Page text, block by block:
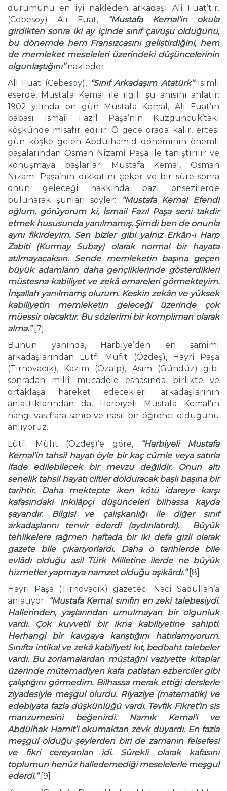
durumunu en iyi nakleden arkadaşı Ali Fuat’tır.
(Cebesoy) Ali Fuat,
‘‘Mustafa Kemal’in okula
girdikten sonra iki ay içinde sınıfçavuşu olduğunu,
bu dönemde hem Fransızcasını geliştirdiğini, hem
de memleket meseleleri üzerindeki düşüncelerinin
olgunlaştığını’’nakleder.
Alİ Fuat (Cebesoy), ‘‘Sınıf Arkadaşım Atatürk’’ isimli
eserde, Mustafa Kemal ile ilgili şu anısını anlatır:
1902 yılında bir gün Mustafa Kemal, Ali Fuat’ın
babası İsmail Fazıl Paşa’nın Kuzguncuk’taki
köşkünde misafir edilir. O gece orada kalır, ertesi
gün köşke gelen Abdulhamid döneminin önemli
paşalarından Osman Nizami Paşa ile tanıştırılır ve
konuşmaya başlarlar. Mustafa Kemal, Osman
Nizami Paşa’nın dikkatini çeker ve bir süre sonra
onun geleceği hakkında bazı önsezilerde
bulunarak şunları söyler:
‘‘Mustafa Kemal Efendi
oğlum, görüyorum ki, İsmail Fazıl Paşa seni takdir
etmek hususunda yanılmamış. Şimdi ben de onunla
aynı fikirdeyim. Sen bizler gibi yalnız Erkân-ı Harp
Zabiti (Kurmay Subay) olarak normal bir hayata
atılmayacaksın. Sende memleketin başına geçen
büyük adamların daha gençliklerinde gösterdikleri
müstesna kabiliyet ve zekâemareleri görmekteyim.
İnşallah yanılmamş olurum. Keskin zekân ve yüksek
kabiliyetin memleketin geleceği
üzerinde çok
müessir olacaktır. Bu sözlerimi bir kompliman olarak
alma.’’ [7]
Bunun yanında, Harbiye’den en samimi
arkadaşlarından Lütfi Müfit (Özdeş), Hayri Paşa
(Tırnovacık), Kazım (Özalp), Asım (Gündüz) gibi
sonradan millî mücadele esnasında birlikte ve
ortaklaşa hareket edecekleri arkadaşlarının
anlattıklarından da, Harbiyeli Mustafa Kemal’in
hangi vasıflara sahip ve nasıl bir öğrenci olduğunu
anlıyoruz.
Lütfi Müfit (Özdeş)’e göre,
‘‘Harbiyeli Mustafa
Kemal’in tahsil hayatı öyle bir kaçcümle veya satırla
ifade edilebilecek bir mevzu değildir. Onun altı
senelik tahsil hayatı ciltler dolduracak başlı başına bir
tarihtir. Daha mektepte iken kötüidareye karşı
kafasındaki inkılâpçı düşünceleri bilhassa kayda
şayandır. Bilgisi ve çalışkanlığı ile diğer sınıf
arkadaşlarını tenvir ederdi (aydınlatırdı). Büyük
tehlikelere rağmen haftada bir iki defa gizli olarak
gazete bile çıkarıyorlardı. Daha o tarihlerde bile
evlâdı olduğu asil Türk Milletine ilerde ne büyük
hizmetler yapmaya namzet olduğu aşikârdı.’’ [8]
Hayri Paşa (Tırnovacık) gazeteci Naci Sadullah’a
anlatıyor: ‘‘Mustafa Kemal sınıfın en zeki talebesiydi.
Hallerinden, yaşlarından umulmayan bir olgunluk
vardı. Çok kuvvetli bir ikna kabiliyetine sahipti.
Herhangi bir kavgaya karıştığını hatırlamıyorum.
Sınıfta intikal ve zekâkabiliyeti kıt, bedbaht talebeler
vardı. Bu zorlamalardan müstağni vaziyette kitaplar
üzerinde mütemadiyen kafa patlatan ezberciler gibi
çalıştığını görmedim. Bilhassa merak ettiği derslerle
ziyadesiyle meşgul olurdu. Riyaziye (matematik) ve
edebiyata fazla düşkünlüğüvardı. Tevfik Fikret’in sis
manzumesini beğenirdi. Namık Kemal’i ve
Abdülhak Hamit’i okumaktan zevk duyardı. En fazla
meşgul olduğu şeylerden biri de zamanın felsefesi
ve fikri cereyanları idi. Sürekli olarak kafasını
toplumun henüz halledemediği meselelerle meşgul
ederdi.’’ [9]